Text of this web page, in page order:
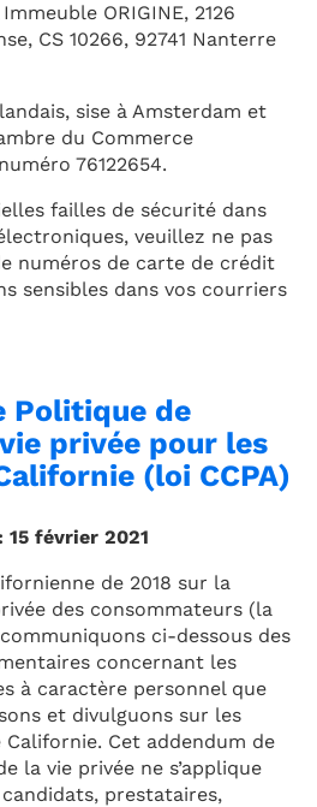
ORIGINE, 2126
CS 10266, 92741 Nanterre
sise à Amsterdam et
du Commerce
76122654.
failles de sécurité dans
veuillez ne pas
numéros de carte de crédit
sensibles dans vos courriers
Politique de
privée pour les
(loi CCPA)
15 février 2021
de 2018 sur la
des consommateurs (la
ci-dessous des
concernant les
à caractère personnel que
et divulguons sur les
Cet addendum de
la vie privée ne s’applique
prestataires,